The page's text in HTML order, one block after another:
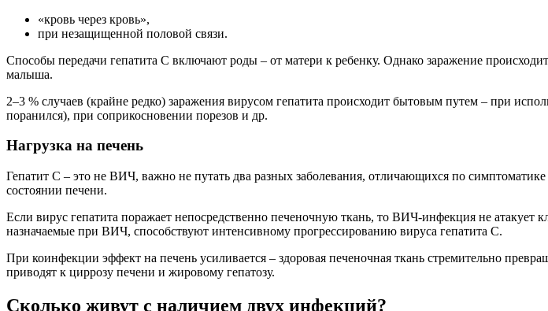
«кровь через кровь»,
при незащищенной половой связи.
Способы передачи гепатита С включают роды – от матери к ребенку. Однако заражение
малыша.
2–3 % случаев (крайне редко) заражения вирусом гепатита происходит бытовым путем – при
поранился), при соприкосновении порезов и др.
Нагрузка на печень
Гепатит С – это не ВИЧ, важно не путать два разных заболевания, отличающихся по
состоянии печени.
Если вирус гепатита поражает непосредственно печеночную ткань, то ВИЧ-инфекция не
назначаемые при ВИЧ, способствуют интенсивному прогрессированию вируса гепатита С.
При коинфекции эффект на печень усиливается – здоровая печеночная ткань стремительно
приводят к циррозу печени и жировому гепатозу.
Сколько живут с наличием двух инфекций?